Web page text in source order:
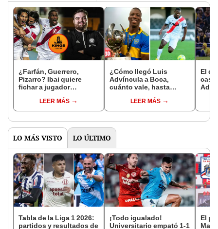
¿Farfán, Guerrero,
Pizarro? Ibai quiere
fichar a jugador
LeagueLEER MÁS
¿Cómo llegó Luis
Advíncula a Boca,
cuánto vale, hasta
cuántos goles suma?
LEER MÁS
El
LO MÁS VISTO LO ÚLTIMO
Tabla de la Liga 1 2026:
partidos y resultados de
¡Todo igualado!
Universitario empató 1-1
El